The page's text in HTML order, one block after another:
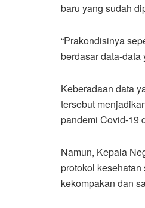
baru yang sudah
“Prakondisinya
berdasar data-data
Keberadaan data
tersebut
pandemi Covid-19
Namun, Kepala
protokol
kekompakan dan